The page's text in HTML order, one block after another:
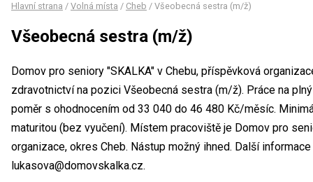
Hlavní strana / Volná místa / Cheb / Všeobecná sestra (m/ž)
Všeobecná sestra (m/ž)
Domov pro seniory "SKALKA" v Chebu, příspěvková
zdravotnictví na pozici Všeobecná sestra (m/ž). Práce na
poměr s ohodnocením od 33 040 do 46 480 Kč/měsíc.
maturitou (bez vyučení). Místem pracoviště je Domov pro
organizace, okres Cheb. Nástup možný ihned. Další
lukasova@domovskalka.cz.